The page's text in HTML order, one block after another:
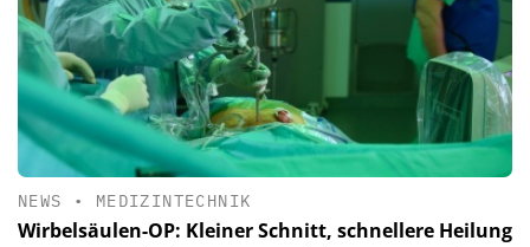
NEWS • MEDIZINTECHNIK
Wirbelsäulen-OP: Kleiner Schnitt, schnellere Heilung